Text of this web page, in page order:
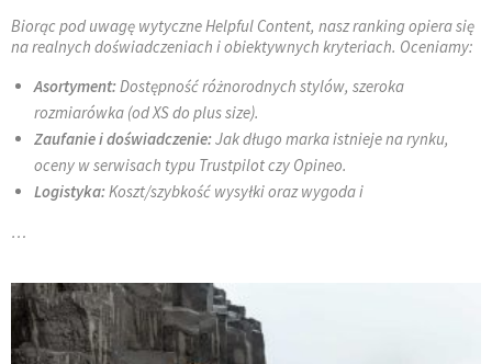
Biorąc pod uwagę wytyczne Helpful Content, nasz ranking opiera się
na realnych doświadczeniach i obiektywnych kryteriach. Oceniamy:
Asortyment:Dostępność różnorodnych stylów, szeroka
rozmiarówka (od XS do plus size).
Zaufanie i doświadczenie:Jak długo marka istnieje na rynku,
oceny w serwisach typu Trustpilot czy Opineo.
Logistyka:Koszt/szybkość wysyłki oraz wygoda i
…